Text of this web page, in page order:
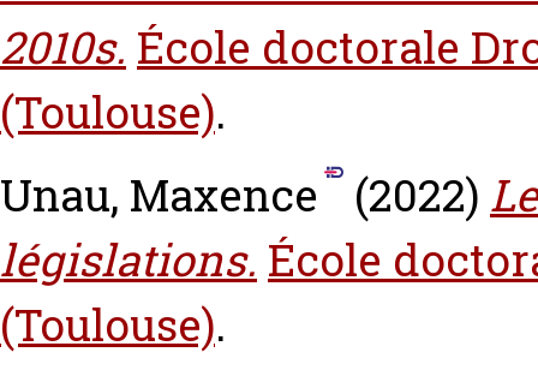
2010s. École doctorale
(Toulouse).
Unau, Maxence
(2022)
législations. École
(Toulouse).